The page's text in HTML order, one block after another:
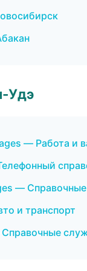
Удэ
— Работа и
—
и транспорт